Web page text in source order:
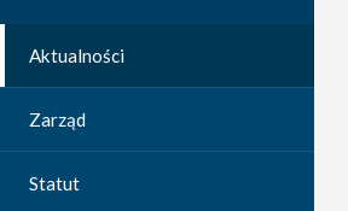
Aktualności
Zarząd
Statut